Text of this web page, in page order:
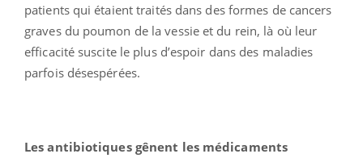
patients qui étaient traités dans des formes de cancers
graves du poumon de la vessie et du rein, là où leur
efficacité suscite le plus d’espoir dans des maladies
parfois désespérées.
Les antibiotiques gênent les médicaments